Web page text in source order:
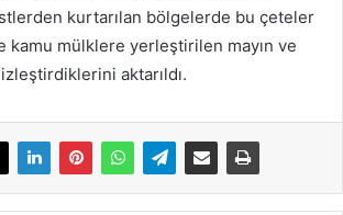
kurtarılan bölgelerde bu çeteler
kamu mülklere yerleştirilen mayın ve
aktarıldı.